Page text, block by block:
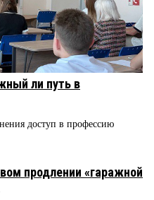
ли путь в
доступ в профессию
продлении «гаражной